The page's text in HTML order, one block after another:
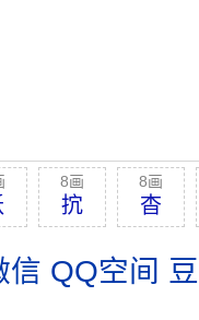
8画
抭
8画
杳
信 QQ空间